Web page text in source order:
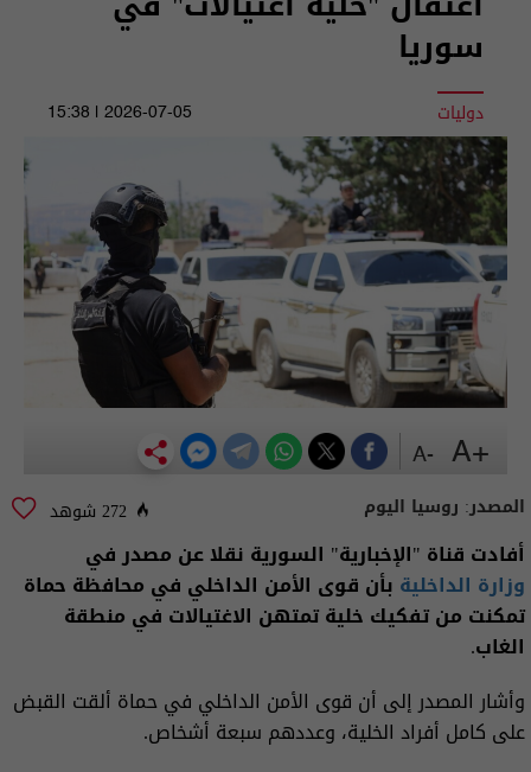
سوريا
دوليات 2026-07-05 | 15:38
المصدر: روسيا اليوم 272 شوهد
أفادت قناة "الإخبارية" السورية نقلا عن مصدر في
وزارة الداخلية بأن قوى الأمن الداخلي في محافظة حماة
تمكنت من تفكيك خلية تمتهن الاغتيالات في منطقة
الغاب.
وأشار المصدر إلى أن قوى الأمن الداخلي في حماة ألقت القبض
على كامل أفراد الخلية، وعددهم سبعة أشخاص.
+A
-A